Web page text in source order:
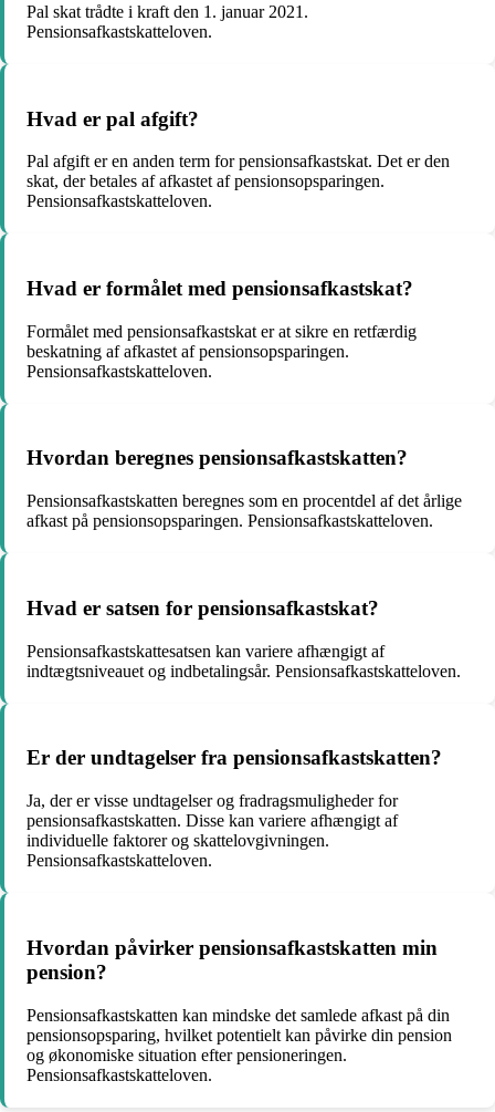
Pal skat trådte i kraft den 1. januar 2021.
Pensionsafkastskatteloven.
Hvad er pal afgift?
Pal afgift er en anden term for pensionsafkastskat. Det er den
skat, der betales af afkastet af pensionsopsparingen.
Pensionsafkastskatteloven.
Hvad er formålet med pensionsafkastskat?
Formålet med pensionsafkastskat er at sikre en retfærdig
beskatning af afkastet af pensionsopsparingen.
Pensionsafkastskatteloven.
Hvordan beregnes pensionsafkastskatten?
Pensionsafkastskatten beregnes som en procentdel af det årlige
afkast på pensionsopsparingen. Pensionsafkastskatteloven.
Hvad er satsen for pensionsafkastskat?
Pensionsafkastskattesatsen kan variere afhængigt af
indtægtsniveauet og indbetalingsår. Pensionsafkastskatteloven.
Er der undtagelser fra pensionsafkastskatten?
Ja, der er visse undtagelser og fradragsmuligheder for
pensionsafkastskatten. Disse kan variere afhængigt af
individuelle faktorer og skattelovgivningen.
Pensionsafkastskatteloven.
Hvordan påvirker pensionsafkastskatten min
pension?
Pensionsafkastskatten kan mindske det samlede afkast på din
pensionsopsparing, hvilket potentielt kan påvirke din pension
og økonomiske situation efter pensioneringen.
Pensionsafkastskatteloven.